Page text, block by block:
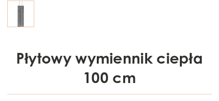
Płytowy wymiennik ciepła
100 cm